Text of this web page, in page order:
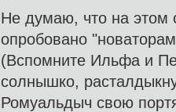
Не думаю, что на этом
опробовано
(Вспомните Ильфа и
солнышко,
Ромуальдыч свою